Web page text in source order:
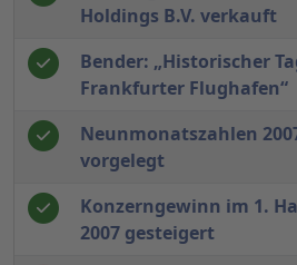
Holdings B.V. verkauft
Bender: „Historischer
Frankfurter Flughafen“
Neunmonatszahlen
vorgelegt
Konzerngewinn im 1.
2007 gesteigert